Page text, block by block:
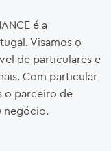
é a
Visamos o
de particulares e
Com particular
o parceiro de
negócio.